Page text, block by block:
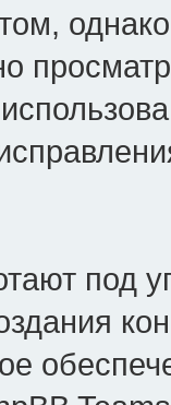
под